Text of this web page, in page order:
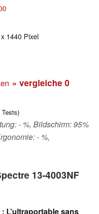
1440 Pixel
» vergleiche 0
Tests)
- %, Bildschirm: 95%
- %,
13-4003NF
L’ultraportable sans